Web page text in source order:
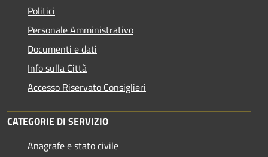
Politici
Personale Amministrativo
Documenti e dati
Info sulla Città
Accesso Riservato Consiglieri
CATEGORIE DI SERVIZIO
Anagrafe e stato civile